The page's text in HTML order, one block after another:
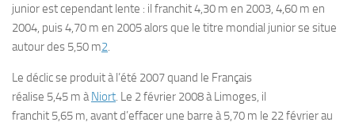
junior est cependant lente : il franchit 4,30 m en 2003, 4,60 m en
2004, puis 4,70 m en 2005 alors que le titre mondial junior se situe
autour des 5,50 m2.
Le déclic se produit à l’été 2007 quand le Français
réalise 5,45 m àNiort. Le 2 février 2008 à Limoges, il
franchit 5,65 m, avant d’effacer une barre à 5,70 m le 22 février au